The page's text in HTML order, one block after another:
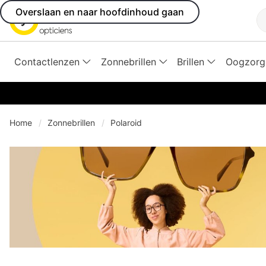
Overslaan en naar hoofdinhoud gaan
Contactlenzen Zonnebrillen Brillen Oogzorg
Home Zonnebrillen Polaroid